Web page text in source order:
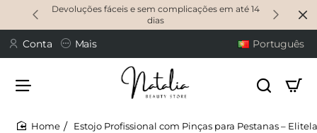
Devoluções fáceis e sem complicações em até 14
dias
Conta Mais Português
Estojo Profissional com Pinças para Pestanas –